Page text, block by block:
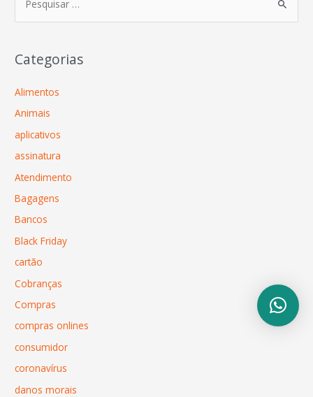
Categorias
Alimentos
Animais
aplicativos
assinatura
Atendimento
Bagagens
Bancos
Black Friday
cartão
Cobranças
Compras
compras onlines
consumidor
coronavírus
danos morais